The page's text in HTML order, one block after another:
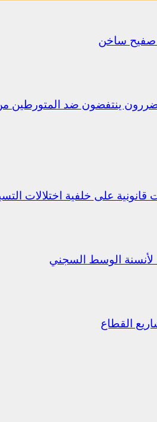
صفيح ساخن
ينتفضون ضد المتورطين
لأنسنة الوسط السجني
القطاع